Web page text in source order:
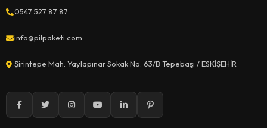
0547 527 87 87
info@pilpaketi.com
Şirintepe Mah. Yaylapınar Sokak No: 63/B Tepebaşı / ESKİŞEHİR